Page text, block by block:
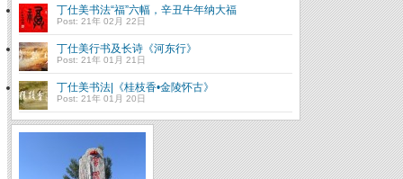
丁仕美书法“福”六幅，辛丑牛年纳大福
Post: 21年 02月 22日
丁仕美行书及长诗《河东行》
Post: 21年 01月 21日
丁仕美书法|《桂枝香•金陵怀古》
Post: 21年 01月 20日